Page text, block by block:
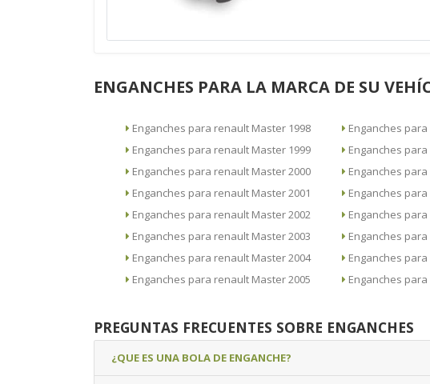
ENGANCHES PARA LA MARCA DE SU
Enganches para renault Master 1998
Enganches para renault Master 1999
Enganches para renault Master 2000
Enganches para renault Master 2001
Enganches para renault Master 2002
Enganches para renault Master 2003
Enganches para renault Master 2004
Enganches para renault Master 2005
PREGUNTAS FRECUENTES SOBRE ENGANCHES
¿QUE ES UNA BOLA DE ENGANCHE?